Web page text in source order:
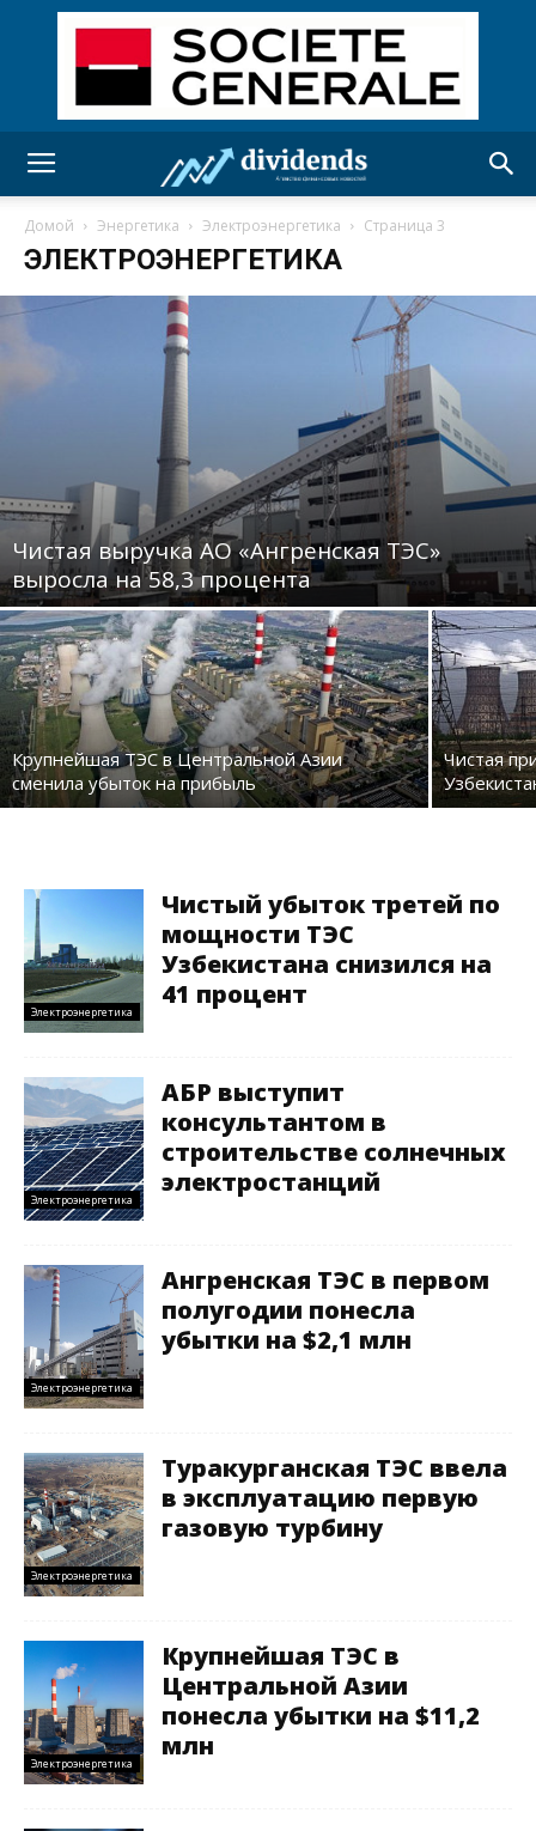
Домой Энергетика Электроэнергетика Страница 3
ЭЛЕКТРОЭНЕРГЕТИКА
Чистая выручка АО «Ангренская ТЭС»
выросла на 58,3 процента
Крупнейшая ТЭС в Центральной Азии
сменила убыток на прибыль
Чистая
Электроэнергетика
Чистый убыток третей по
мощности ТЭС
Узбекистана снизился на
41 процент
Электроэнергетика
АБР выступит
консультантом в
строительстве солнечных
электростанций
Электроэнергетика
Ангренская ТЭС в первом
полугодии понесла
убытки на $2,1 млн
Электроэнергетика
Туракурганская ТЭС ввела
в эксплуатацию первую
газовую турбину
Электроэнергетика
Крупнейшая ТЭС в
Центральной Азии
понесла убытки на $11,2
млн